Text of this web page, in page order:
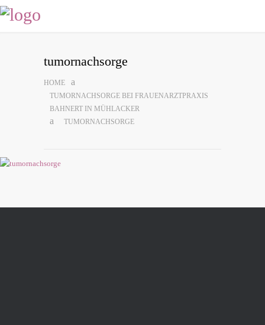
tumor­nach­sor­ge
HOME
TUMORNACHSORGE BEI FRAUENARZTPRAXIS
BAHNERT IN MÜHLACKER
TUMOR­NACH­SOR­GE